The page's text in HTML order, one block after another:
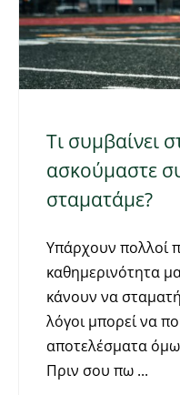
Τι συμβαίνει
ασκούμαστε
σταματάμε?
Υπάρχουν πολλοί
καθημερινότητα
κάνουν να
λόγοι μπορεί να
αποτελέσματα
Πριν σου πω